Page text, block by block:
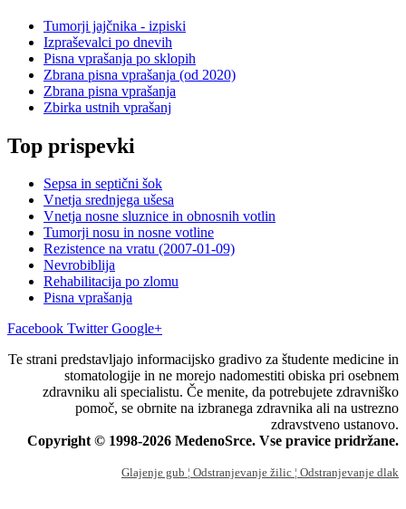
Tumorji jajčnika - izpiski
Izpraševalci po dnevih
Pisna vprašanja po sklopih
Zbrana pisna vprašanja (od 2020)
Zbrana pisna vprašanja
Zbirka ustnih vprašanj
Top prispevki
Sepsa in septični šok
Vnetja srednjega ušesa
Vnetja nosne sluznice in obnosnih votlin
Tumorji nosu in nosne votline
Rezistence na vratu (2007-01-09)
Nevrobiblija
Rehabilitacija po zlomu
Pisna vprašanja
Facebook Twitter Google+
Te strani predstavljajo informacijsko gradivo za študente medicine in
stomatologije in ne morejo nadomestiti obiska pri osebnem
zdravniku ali specialistu. Če menite, da potrebujete zdravniško
pomoč, se obrnite na izbranega zdravnika ali na ustrezno
zdravstveno ustanovo.
Copyright © 1998-2026 MedenoSrce. Vse pravice pridržane.
Glajenje gub ¦ Odstranjevanje žilic ¦ Odstranjevanje dlak